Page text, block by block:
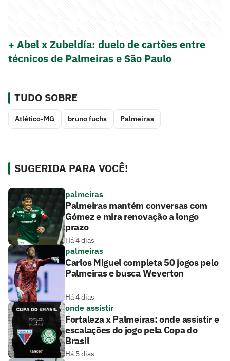
+ Abel x Zubeldía: duelo de cartões entre
técnicos de Palmeiras e São Paulo
TUDO SOBRE
Atlético-MG bruno fuchs Palmeiras
SUGERIDA PARA VOCÊ!
palmeiras
Palmeiras mantém conversas com
Gómez e mira renovação a longo
prazo
Há 4 dias
palmeiras
Carlos Miguel completa 50 jogos pelo
Palmeiras e busca Weverton
Há 4 dias
onde assistir
Fortaleza x Palmeiras: onde assistir e
escalações do jogo pela Copa do
Brasil
Há 5 dias